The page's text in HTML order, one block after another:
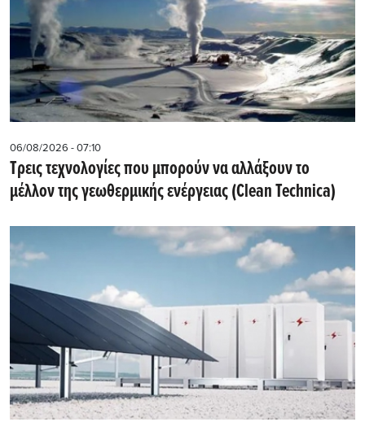
06/08/2026 - 07:10
Τρεις τεχνολογίες που μπορούν να αλλάξουν το
μέλλον της γεωθερμικής ενέργειας (Clean Technica)